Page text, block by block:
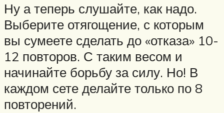
Ну а теперь слушайте, как надо.
Выберите отягощение, с которым
вы сумеете сделать до «отказа» 10-
12 повторов. С таким весом и
начинайте борьбу за силу. Но! В
каждом сете делайте только по 8
повторений.